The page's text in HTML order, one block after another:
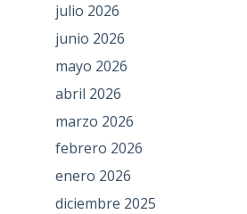
julio 2026
junio 2026
mayo 2026
abril 2026
marzo 2026
febrero 2026
enero 2026
diciembre 2025